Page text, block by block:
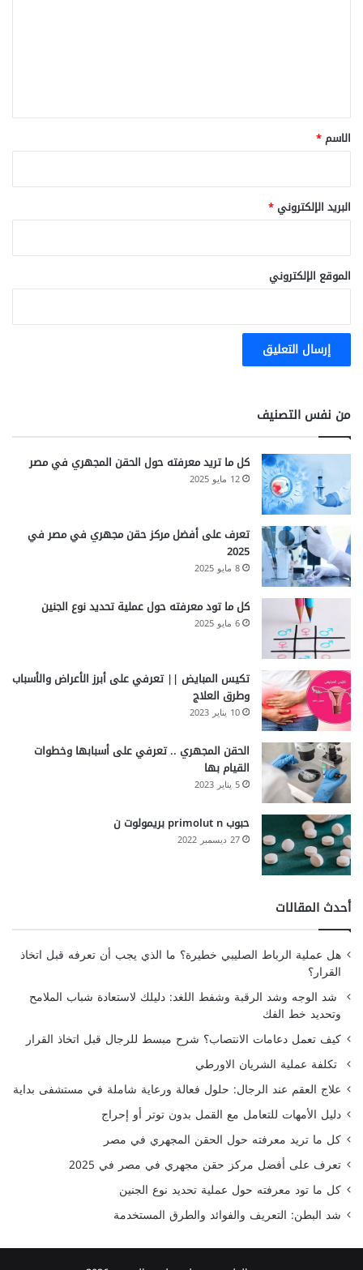
*
الاسم*
البريد الإلكتروني*
الموقع الإلكتروني
من نفس التصنيف
كل ما تريد معرفته حول الحقن المجهري في مصر
12 مايو 2025
تعرف على أفضل مركز حقن مجهري في مصر في
2025
8 مايو 2025
كل ما تود معرفته حول عملية تحديد نوع الجنين
6 مايو 2025
تكيس المبايض || تعرفي على أبرز الأعراض والأسباب
وطرق العلاج
10 يناير 2023
الحقن المجهري .. تعرفي على أسبابها وخطوات
القيام بها
5 يناير 2023
حبوب primolut n بريمولوت ن
27 ديسمبر 2022
أحدث المقالات
هل عملية الرباط الصليبي خطيرة؟ ما الذي يجب أن تعرفه قبل اتخاذ
القرار؟
شد الوجه وشد الرقبة وشفط اللغد: دليلك لاستعادة شباب الملامح
وتحديد خط الفك
كيف تعمل دعامات الانتصاب؟ شرح مبسط للرجال قبل اتخاذ القرار
تكلفة عملية الشريان الاورطي
علاج العقم عند الرجال: حلول فعالة ورعاية شاملة في مستشفى بداية
دليل الأمهات للتعامل مع القمل بدون توتر أو إحراج
كل ما تريد معرفته حول الحقن المجهري في مصر
تعرف على أفضل مركز حقن مجهري في مصر في 2025
كل ما تود معرفته حول عملية تحديد نوع الجنين
شد البطن: التعريف والفوائد والطرق المستخدمة